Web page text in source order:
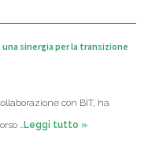
una sinergia per la transizione
con BIT, ha
… Leggi tutto »